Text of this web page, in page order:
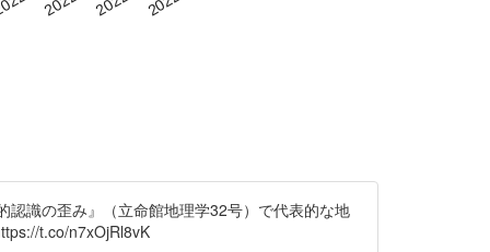
認識の歪み』（立命館地理学32号）で代表的な地
t.co/n7xOjRl8vK